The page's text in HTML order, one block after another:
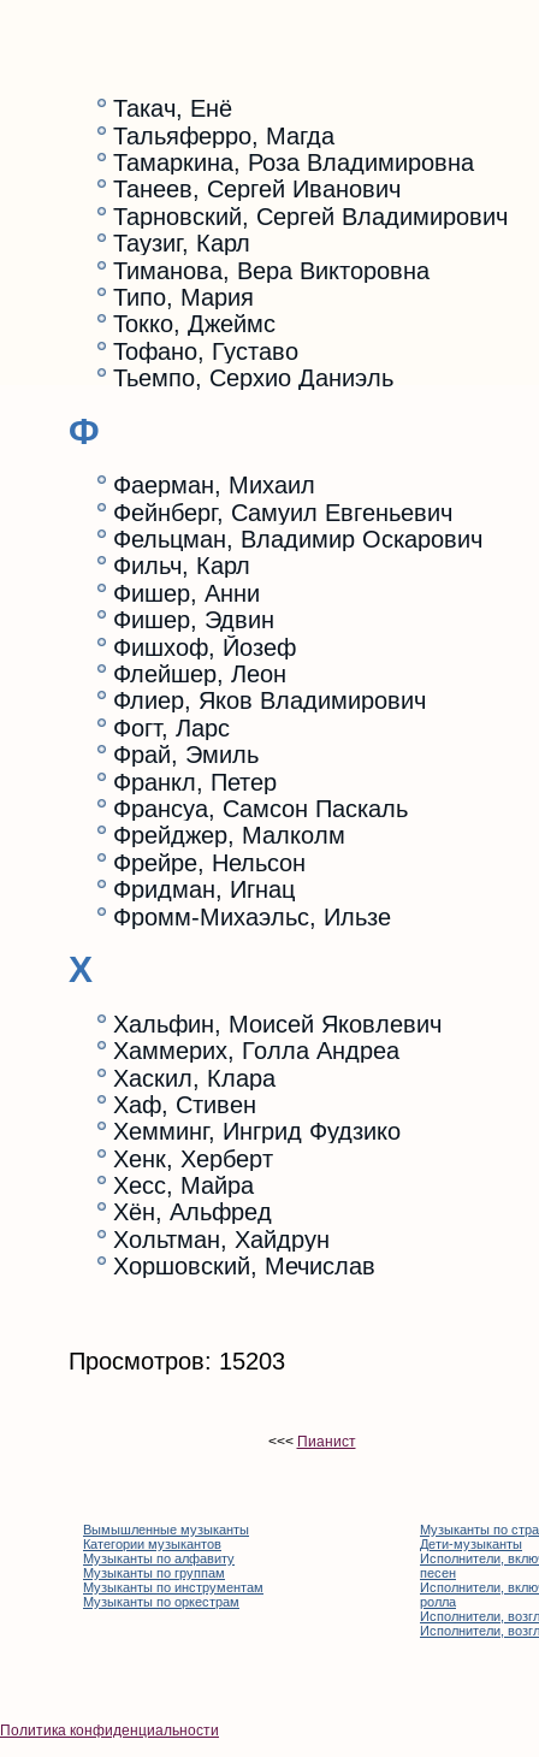
Такач, Енё
Тальяферро, Магда
Тамаркина, Роза Владимировна
Танеев, Сергей Иванович
Тарновский, Сергей Владимирович
Таузиг, Карл
Тиманова, Вера Викторовна
Типо, Мария
Токко, Джеймс
Тофано, Густаво
Тьемпо, Серхио Даниэль
Ф
Фаерман, Михаил
Фейнберг, Самуил Евгеньевич
Фельцман, Владимир Оскарович
Фильч, Карл
Фишер, Анни
Фишер, Эдвин
Фишхоф, Йозеф
Флейшер, Леон
Флиер, Яков Владимирович
Фогт, Ларс
Фрай, Эмиль
Франкл, Петер
Франсуа, Самсон Паскаль
Фрейджер, Малколм
Фрейре, Нельсон
Фридман, Игнац
Фромм-Михаэльс, Ильзе
Х
Хальфин, Моисей Яковлевич
Хаммерих, Голла Андреа
Хаскил, Клара
Хаф, Стивен
Хемминг, Ингрид Фудзико
Хенк, Херберт
Хесс, Майра
Хён, Альфред
Хольтман, Хайдрун
Хоршовский, Мечислав
Просмотров: 15203
<<< Пианист
Вымышленные музыканты
Категории музыкантов
Музыканты по алфавиту
Музыканты по группам
Музыканты по инструментам
Музыканты по оркестрам
Музыканты по
Дети-музыканты
Исполнители,
песен
Исполнители,
ролла
Исполнители,
Исполнители,
Политика конфиденциальности